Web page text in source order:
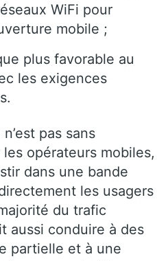
WiFi pour
mobile ;
plus favorable au
les exigences
pas sans
opérateurs mobiles,
dans une bande
les usagers
du trafic
aussi conduire à des
partielle et à une